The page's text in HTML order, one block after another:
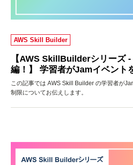
AWS Skill Builder
【AWS SkillBuilderシリーズ
編！】 学習者がJamイベント
この記事では AWS Skill Builder の学習者が
制限についてお伝えします。